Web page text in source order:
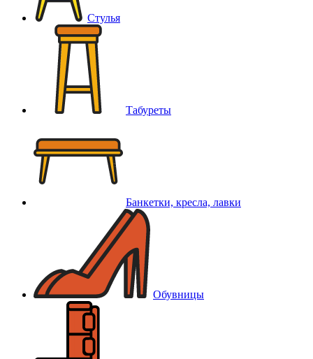
Стулья
Табуреты
Банкетки, кресла, лавки
Обувницы